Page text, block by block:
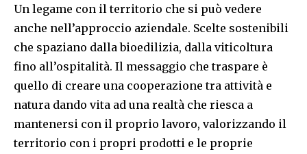
Un legame con il territorio che si può vedere
anche nell’approccio aziendale. Scelte sostenibili
che spaziano dalla bioedilizia, dalla viticoltura
fino all’ospitalità. Il messaggio che traspare è
quello di creare una cooperazione tra attività e
natura dando vita ad una realtà che riesca a
mantenersi con il proprio lavoro, valorizzando il
territorio con i propri prodotti e le proprie